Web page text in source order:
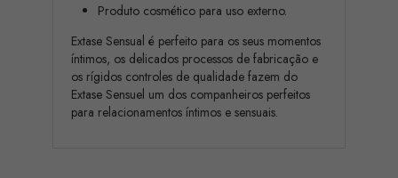
Produto cosmético para uso externo.
Extase Sensual é perfeito para os seus momentos
íntimos, os delicados processos de fabricação e
os rígidos controles de qualidade fazem do
Extase Sensuel um dos companheiros perfeitos
para relacionamentos íntimos e sensuais.